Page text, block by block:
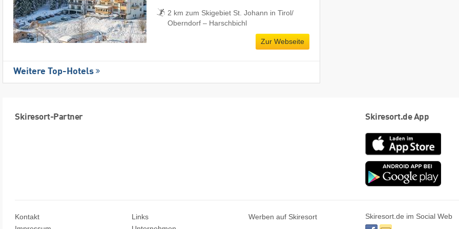
2 km zum Skigebiet St. Johann in Tirol/​
Oberndorf – Harschbichl
Zur Webseite
Weitere Top-Hotels
Skiresort-Partner Skiresort.de App
App
Store
Kontakt
Links
Werben auf Skiresort
Skiresort.de im Social Web